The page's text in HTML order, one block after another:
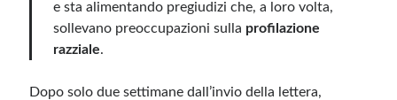
e sta alimentando pregiudizi che, a loro volta,
sollevano preoccupazioni sulla profilazione
razziale.
Dopo solo due settimane dall’invio della lettera,